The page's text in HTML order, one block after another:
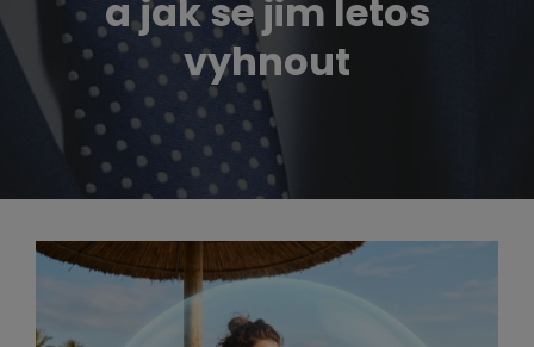
a jak se jim letos
vyhnout